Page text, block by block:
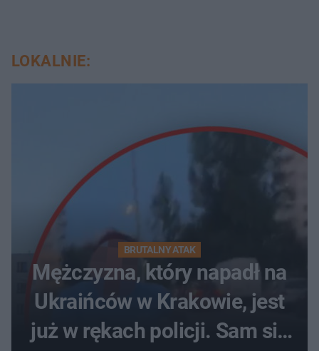
LOKALNIE:
BRUTALNY ATAK
Mężczyzna, który napadł na
Ukraińców w Krakowie, jest
już w rękach policji. Sam się